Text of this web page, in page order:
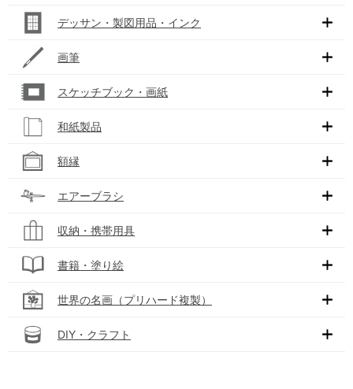
デッサン・製図用品・インク
画筆
スケッチブック・画紙
和紙製品
額縁
エアーブラシ
収納・携帯用具
書籍・塗り絵
世界の名画（プリハード複製）
DIY・クラフト